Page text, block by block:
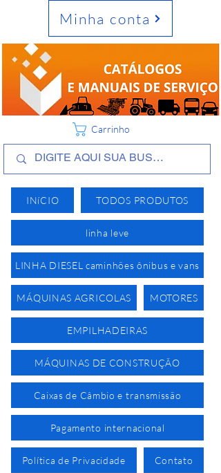
INíCIO TODOS PRODUTOS
linha leve
LINHA DIESEL caminhões ônibus e vans
MÁQUINAS AGRICOLAS MOTORES
EMPILHADEIRAS
MÁQUINAS DE CONSTRUÇÃO
Caixas de Câmbio e transmissão
Pagamento internacional
Política de Privacidade Contato
Minha conta
Carrinho